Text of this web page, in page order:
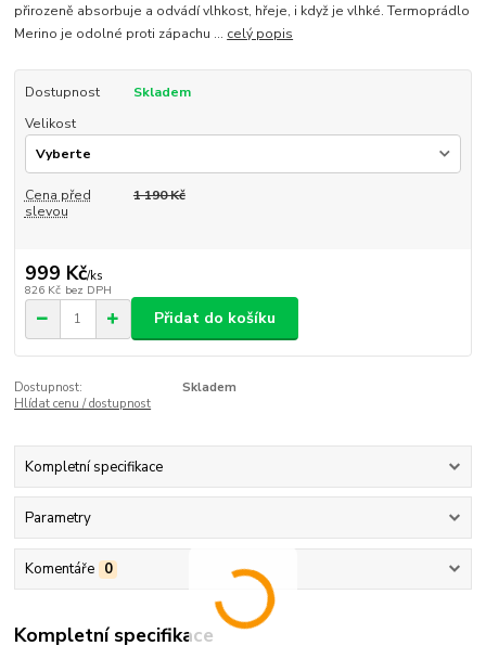
přirozeně absorbuje a odvádí vlhkost, hřeje, i když je vlhké. Termoprádlo
Merino je odolné proti zápachu ... celý popis
Dostupnost
Skladem
Velikost
Cena před
slevou
1 190 Kč
999 Kč/ks
826 Kč bez DPH
Přidat do košíku
Dostupnost:
Skladem
Hlídat cenu / dostupnost
Kompletní specifikace
Parametry
Komentáře 0
Kompletní specifikace